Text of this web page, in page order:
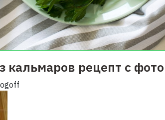
кальмаров рецепт с фото